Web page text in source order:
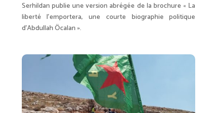
Serhildan publie une version abrégée de la brochure « La
liberté l’emportera, une courte biographie politique
d’Abdullah Öcalan ».